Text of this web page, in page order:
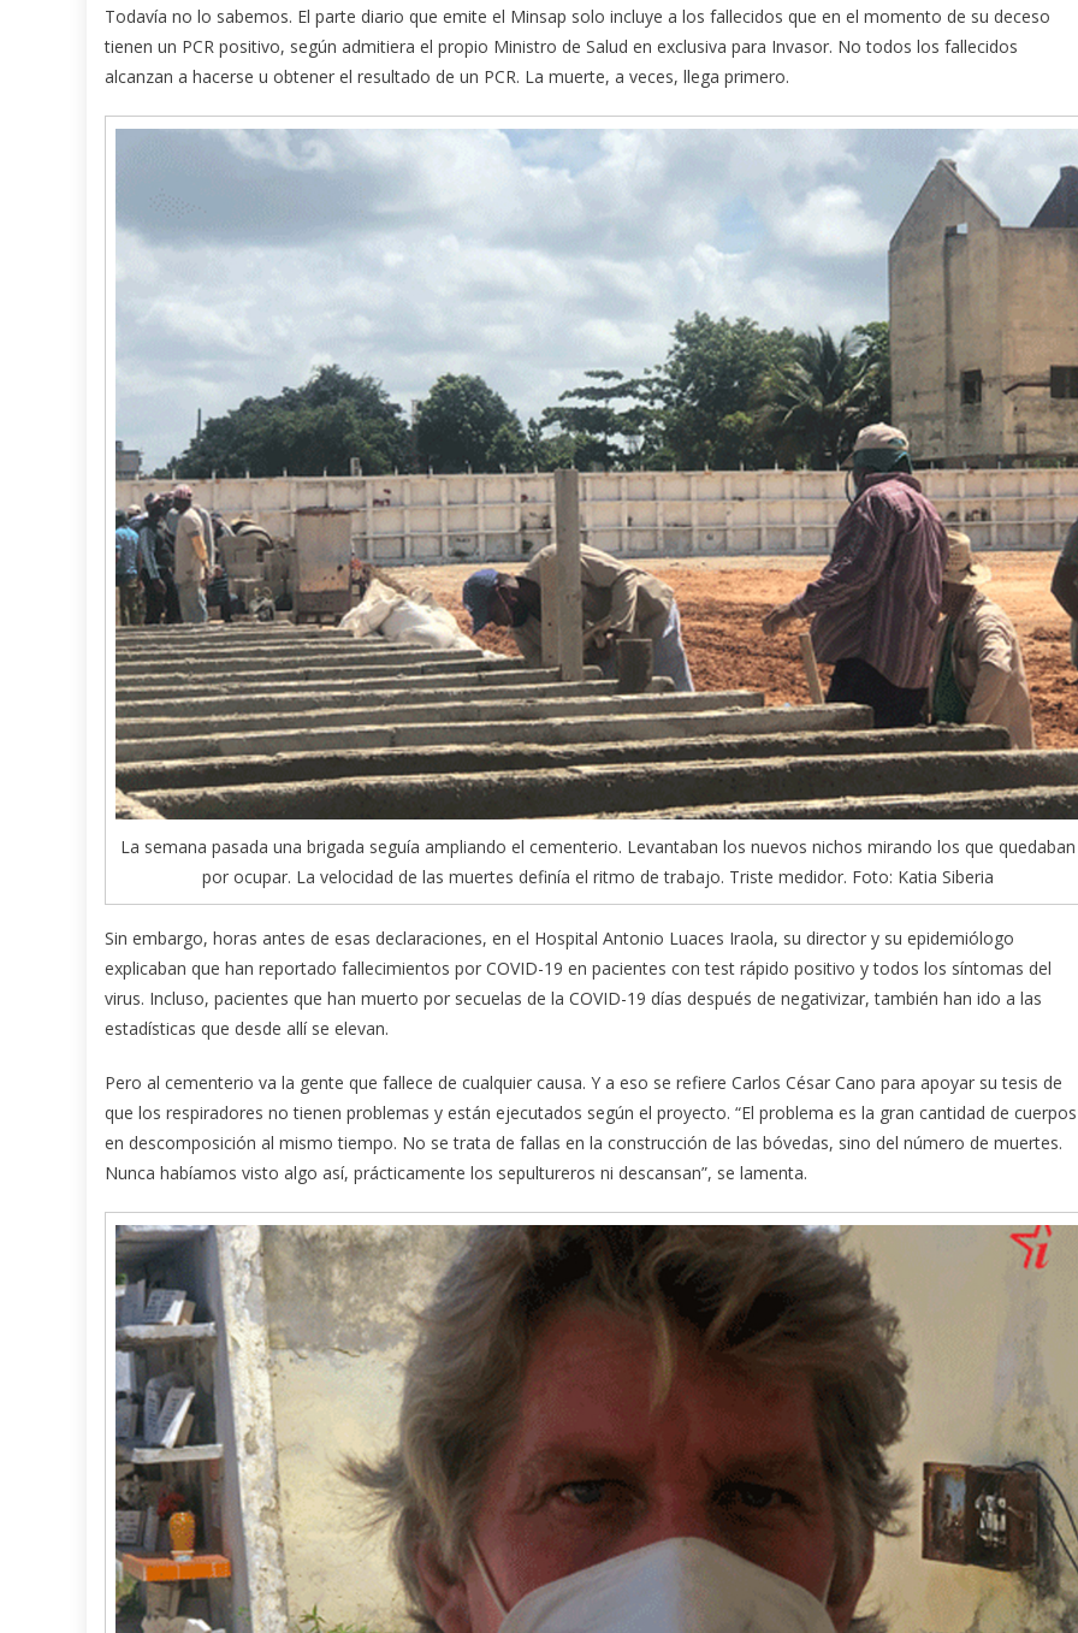
Todavía no lo sabemos. El parte diario que emite el Minsap solo incluye a los fallecidos que en el momento de su deceso
tienen un PCR positivo, según admitiera el propio Ministro de Salud en exclusiva para Invasor. No todos los fallecidos
alcanzan a hacerse u obtener el resultado de un PCR. La muerte, a veces, llega primero.
La semana pasada una brigada seguía ampliando el cementerio. Levantaban los nuevos nichos mirando los que quedaban
por ocupar. La velocidad de las muertes definía el ritmo de trabajo. Triste medidor. Foto: Katia Siberia
Sin embargo, horas antes de esas declaraciones, en el Hospital Antonio Luaces Iraola, su director y su epidemiólogo
explicaban que han reportado fallecimientos por COVID-19 en pacientes con test rápido positivo y todos los síntomas del
virus. Incluso, pacientes que han muerto por secuelas de la COVID-19 días después de negativizar, también han ido a las
estadísticas que desde allí se elevan.
Pero al cementerio va la gente que fallece de cualquier causa. Y a eso se refiere Carlos César Cano para apoyar su tesis de
que los respiradores no tienen problemas y están ejecutados según el proyecto. “El problema es la gran cantidad de cuerpos
en descomposición al mismo tiempo. No se trata de fallas en la construcción de las bóvedas, sino del número de muertes.
Nunca habíamos visto algo así, prácticamente los sepultureros ni descansan”, se lamenta.